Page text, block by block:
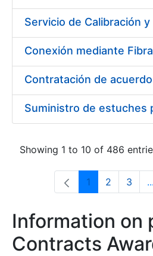
Showing 1 to 10 of 486
Page
1 Page
2 Page
3 ...
Information on
Contracts